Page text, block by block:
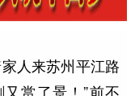
人来苏州平江路
赏了景！”前不